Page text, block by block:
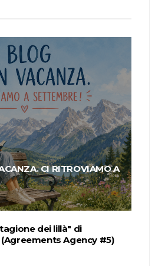
CI RITROVIAMO A
dei lillà" di
Agency #5)